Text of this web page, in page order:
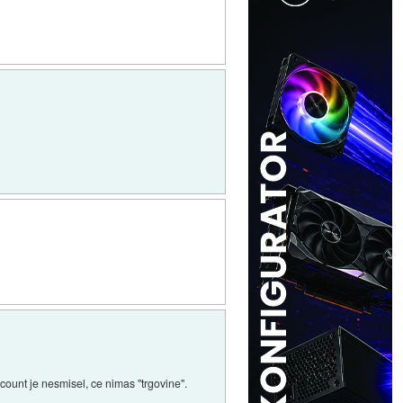
je nesmisel, ce nimas "trgovine".